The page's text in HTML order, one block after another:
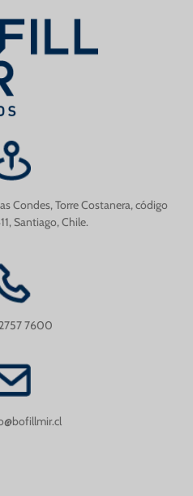
Condes, Torre Costanera, código
Santiago, Chile.
7600